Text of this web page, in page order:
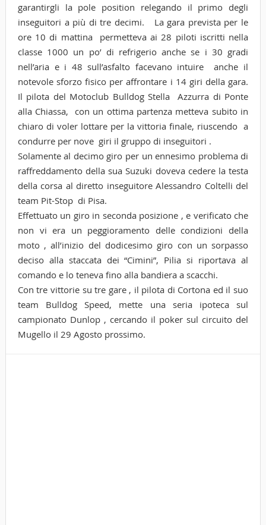
garantirgli la pole position relegando il primo degli
inseguitori a più di tre decimi.
La gara prevista per le
ore 10 di mattina permetteva ai 28 piloti iscritti nella
classe 1000 un po’ di refrigerio anche se i 30 gradi
nell’aria e i 48 sull’asfalto facevano intuire anche il
notevole sforzo fisico per affrontare i 14 giri della gara.
Il pilota del Motoclub Bulldog Stella Azzurra di Ponte
alla Chiassa, con un ottima partenza metteva subito in
chiaro di voler lottare per la vittoria finale, riuscendo a
condurre per nove giri il gruppo di inseguitori .
Solamente al decimo giro per un ennesimo problema di
raffreddamento della sua Suzuki doveva cedere la testa
della corsa al diretto inseguitore Alessandro Coltelli del
team Pit-Stop di Pisa.
Effettuato un giro in seconda posizione , e verificato che
non vi era un peggioramento delle condizioni della
moto , all’inizio del dodicesimo giro con un sorpasso
deciso alla staccata dei “Cimini”, Pilia si riportava al
comando e lo teneva fino alla bandiera a scacchi.
Con tre vittorie su tre gare , il pilota di Cortona ed il suo
team Bulldog Speed, mette una seria ipoteca sul
campionato Dunlop , cercando il poker sul circuito del
Mugello il 29 Agosto prossimo.